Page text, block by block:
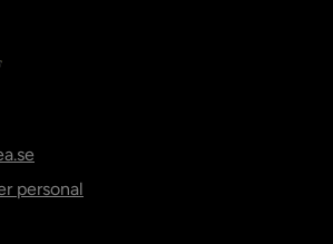
Länk till annan webbplats, öppnas i nytt
personal